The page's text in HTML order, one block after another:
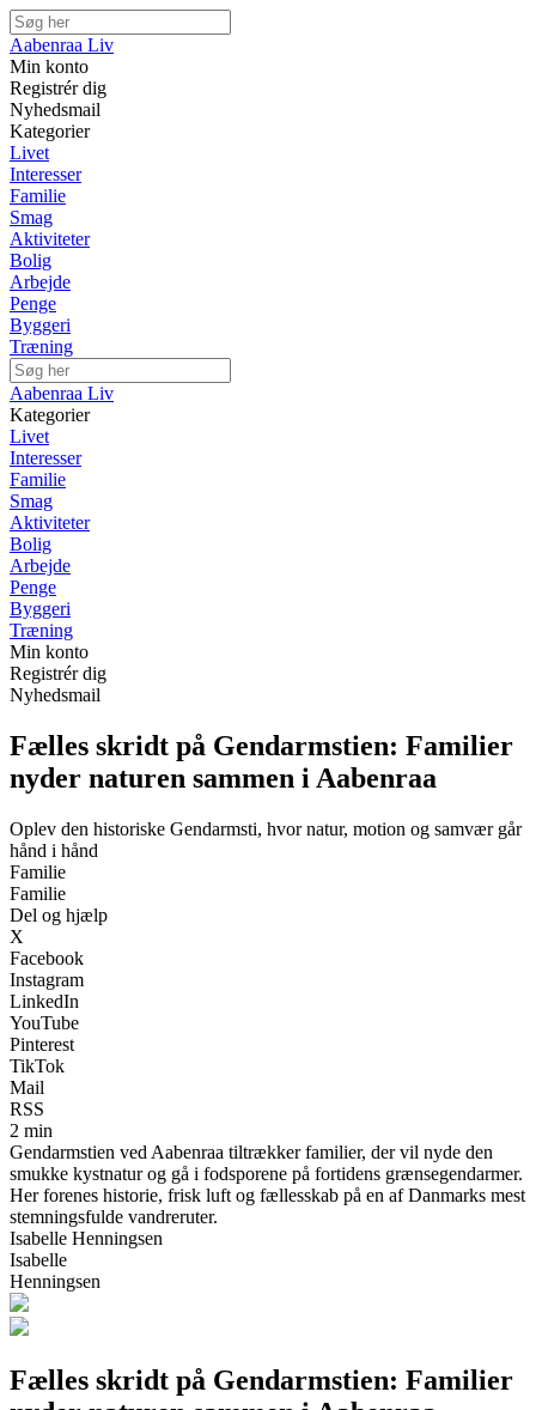
Aabenraa Liv
Min konto
Registrér dig
Nyhedsmail
Kategorier
Livet
Interesser
Familie
Smag
Aktiviteter
Bolig
Arbejde
Penge
Byggeri
Træning
Aabenraa Liv
Kategorier
Livet
Interesser
Familie
Smag
Aktiviteter
Bolig
Arbejde
Penge
Byggeri
Træning
Min konto
Registrér dig
Nyhedsmail
Fælles skridt på Gendarmstien: Familier
nyder naturen sammen i Aabenraa
Oplev den historiske Gendarmsti, hvor natur, motion og samvær går
hånd i hånd
Familie
Familie
Del og hjælp
X
Facebook
Instagram
LinkedIn
YouTube
Pinterest
TikTok
Mail
RSS
2 min
Gendarmstien ved Aabenraa tiltrækker familier, der vil nyde den
smukke kystnatur og gå i fodsporene på fortidens grænsegendarmer.
Her forenes historie, frisk luft og fællesskab på en af Danmarks mest
stemningsfulde vandreruter.
Isabelle Henningsen
Isabelle
Henningsen
Fælles skridt på Gendarmstien: Familier